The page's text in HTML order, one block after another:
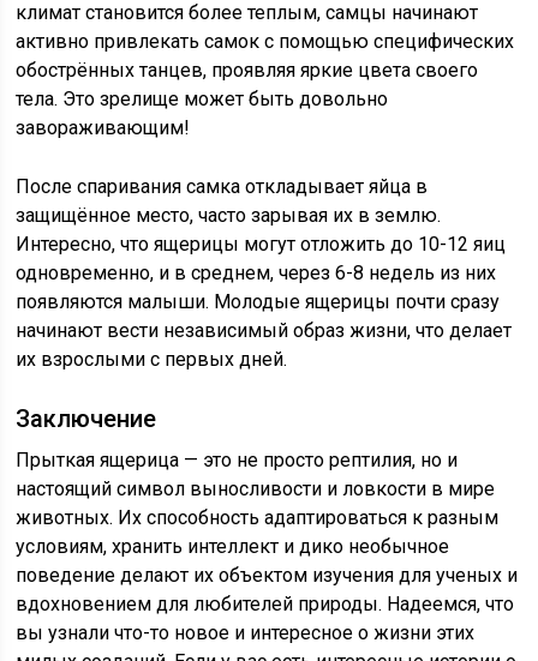
климат становится более теплым, самцы начинают
активно привлекать самок с помощью специфических
обострённых танцев, проявляя яркие цвета своего
тела. Это зрелище может быть довольно
завораживающим!
После спаривания самка откладывает яйца в
защищённое место, часто зарывая их в землю.
Интересно, что ящерицы могут отложить до 10-12 яиц
одновременно, и в среднем, через 6-8 недель из них
появляются малыши. Молодые ящерицы почти сразу
начинают вести независимый образ жизни, что делает
их взрослыми с первых дней.
Заключение
Прыткая ящерица — это не просто рептилия, но и
настоящий символ выносливости и ловкости в мире
животных. Их способность адаптироваться к разным
условиям, хранить интеллект и дико необычное
поведение делают их объектом изучения для ученых и
вдохновением для любителей природы. Надеемся, что
вы узнали что-то новое и интересное о жизни этих